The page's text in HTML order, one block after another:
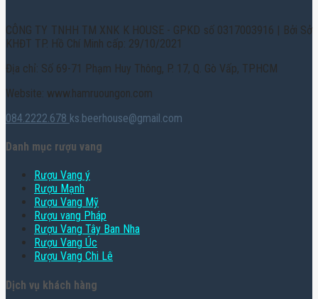
CÔNG TY TNHH TM XNK K HOUSE - GPKD số 0317003916 | Bởi Sở
KHĐT TP. Hồ Chí Minh cấp: 29/10/2021
Địa chỉ: Số 69-71 Phạm Huy Thông, P. 17, Q. Gò Vấp, TPHCM
Website: www.hamruoungon.com
084.2222.678 ks.beerhouse@gmail.com
Danh mục rượu vang
Rượu Vang ý
Rượu Mạnh
Rượu Vang Mỹ
Rượu vang Pháp
Rượu Vang Tây Ban Nha
Rượu Vang Úc
Rượu Vang Chi Lê
Dịch vụ khách hàng